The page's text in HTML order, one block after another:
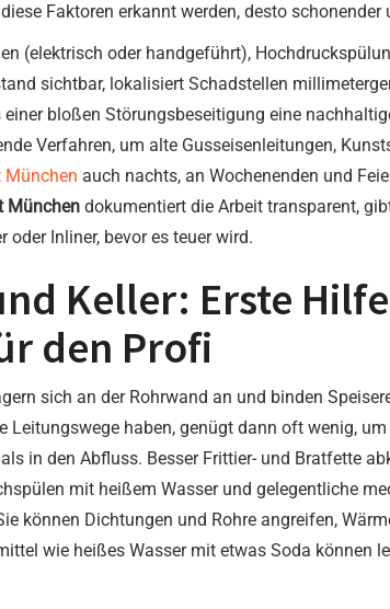
Faktoren erkannt werden, desto
(elektrisch oder handgeführt),
sichtbar, lokalisiert Schadstellen
bloßen Störungsbeseitigung eine
Verfahren, um alte Gusseisenleitungen,
München auch nachts, an Wochenenden und
München dokumentiert die Arbeit transparent,
Inliner, bevor es teuer wird.
Keller: Erste
den Profi
sich an der Rohrwand an und binden
haben, genügt dann oft wenig,
in den Abfluss. Besser Frittier- und Bratfette
mit heißem Wasser und gelegentliche
können Dichtungen und Rohre angreifen,
wie heißes Wasser mit etwas Soda können